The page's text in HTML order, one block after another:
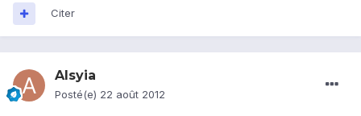
Citer
Alsyia
Posté(e) 22 août 2012